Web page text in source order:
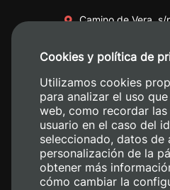
Camino de Vera,
+34 620
Cookies y política de
Utilizamos cookies
para analizar el uso
web, como recordar
usuario en el caso del
seleccionado, datos de
personalización de la
obtener más
cómo cambiar la